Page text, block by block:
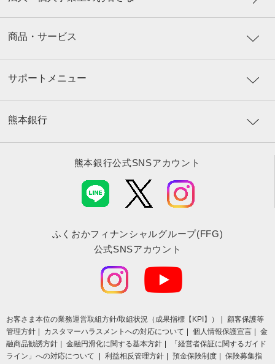
商品・サービス
サポートメニュー
熊本銀行
熊本銀行公式SNSアカウント
ふくおかフィナンシャルグループ(FFG)
公式SNSアカウント
お客さま本位の業務運営取組⽅針/取組状況（成果指標【KPI】）
顧客保護等
管理方針
カスタマーハラスメントへの対応について 個人情報保護宣言
金
融商品勧誘方針
金融円滑化に関する基本方針
「経営者保証に関するガイド
ライン」への対応について
利益相反管理方針 預金保険制度
保険募集指